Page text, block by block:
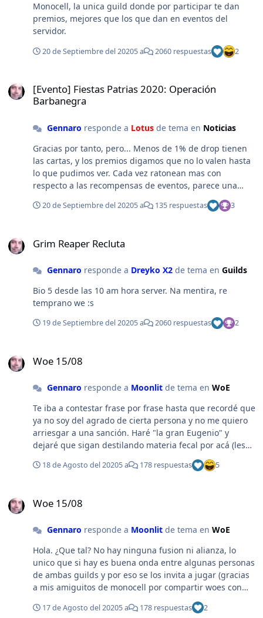
Monocell, la unica guild donde por participar te dan
premios, mejores que los que dan en eventos del
servidor.
20 de Septiembre del 20205 a 2060 respuestas 2
[Evento] Fiestas Patrias 2020: Operación
Barbanegra
Gennaro responde a Lotusde tema en Noticias
Gracias por tanto, pero... Menos de 1% de drop tienen
las cartas, y los premios digamos que no lo valen hasta
lo que pudimos ver. Cada vez ratonean mas con
respecto a las recompensas de eventos, parece una
20 de Septiembre del 20205 a 135 respuestas 3
Grim Reaper Recluta
Gennaro responde a Dreyko X2de tema en Guilds
Bio 5 desde las 10 am hora server. Na mentira, re
temprano we :s
19 de Septiembre del 20205 a 2060 respuestas 2
Woe 15/08
Gennaro responde a Moonlitde tema en WoE
Te iba a contestar frase por frase hasta que recordé que
ya no soy del agrado de cierta persona y no me quiero
arriesgar a una sanción. Haré "la gran Eugenio" y
dejaré que sigan destilando materia fecal por acá (les
agradezco, sobre todo a vos, con lo que escribiste en
este tema de woe te convertiste en el mejor reclutador
18 de Agosto del 20205 a 178 respuestas 5
Woe 15/08
Gennaro responde a Moonlitde tema en WoE
Hola. ¿Que tal? No hay ninguna fusion ni alianza, lo
unico que si hay es buena onda entre algunas personas
de ambas guilds y por eso se los invita a jugar (gracias
a mis amiguitos de monocell por compartir woes con
nosotros, siempre es un gusto poder disfrutar del juego
y aprender de ustedes). Quizas, y solo quizas, si uno de
17 de Agosto del 20205 a 178 respuestas 2